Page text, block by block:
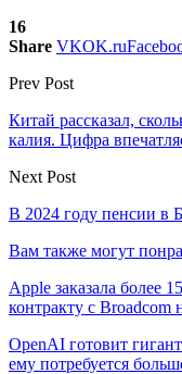
16
Share VKOK.ru
Prev Post
Китай рассказал,
калия. Цифра
Next Post
В 2024 году пенсии в
Вам также могут
Apple заказала более
контракту с Broadcom
OpenAI готовит
ему потребуется